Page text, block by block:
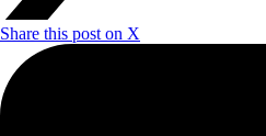
Share this post on X